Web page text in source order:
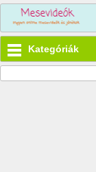
Kategóriák